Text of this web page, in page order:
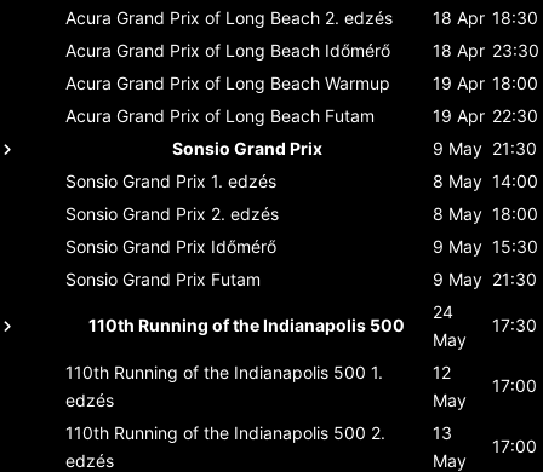
Acura Grand Prix of Long Beach 2. edzés 18 Apr 18:30
Acura Grand Prix of Long Beach Időmérő 18 Apr 23:30
Acura Grand Prix of Long Beach Warmup 19 Apr 18:00
Acura Grand Prix of Long Beach Futam 19 Apr 22:30
Sonsio Grand Prix
9 May 21:30
Sonsio Grand Prix 1. edzés 8 May 14:00
Sonsio Grand Prix 2. edzés 8 May 18:00
Sonsio Grand Prix Időmérő 9 May 15:30
Sonsio Grand Prix Futam 9 May 21:30
110th Running of the Indianapolis 500
24
May
17:30
110th Running of the Indianapolis 500 1.
edzés
12
May
17:00
110th Running of the Indianapolis 500 2.
edzés
13
May
17:00